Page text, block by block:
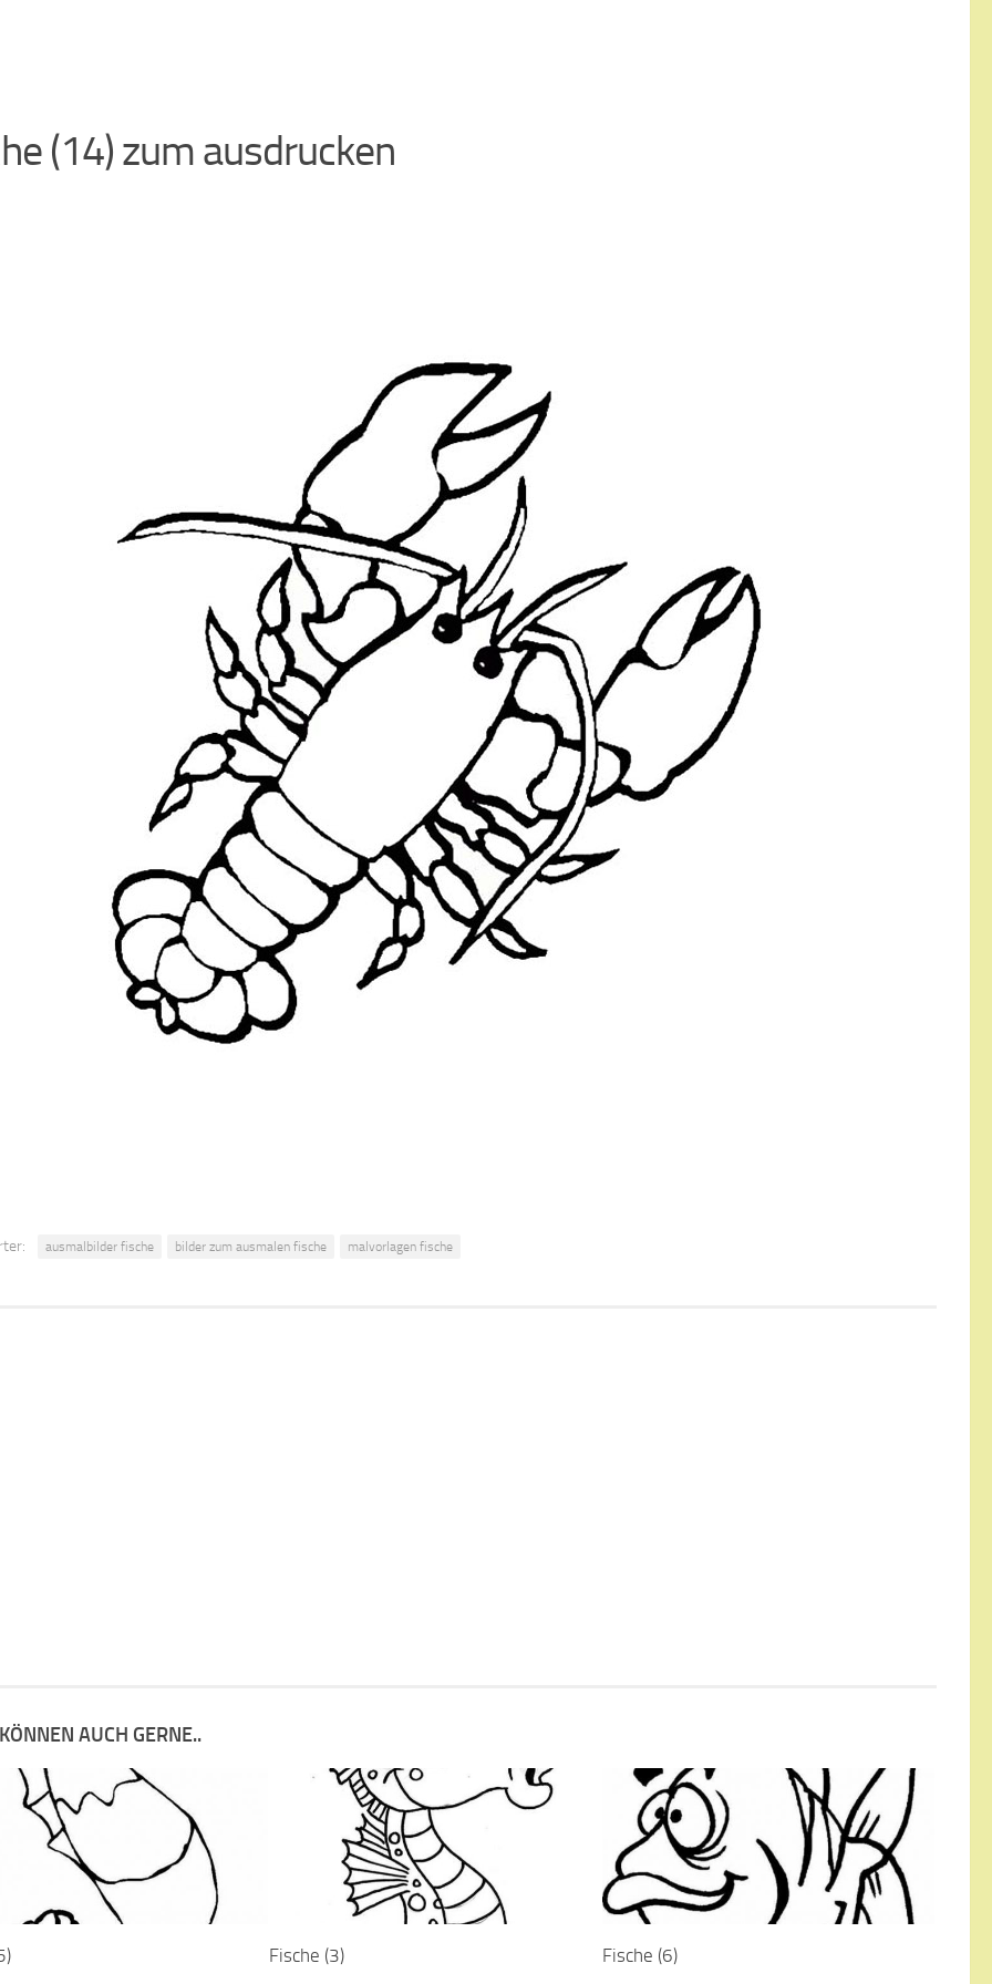
(14) zum ausdrucken
ausmalbilder fische bilder zum ausmalen fische malvorlagen fische
AUCH GERNE..
Fische (3) Fische (6)